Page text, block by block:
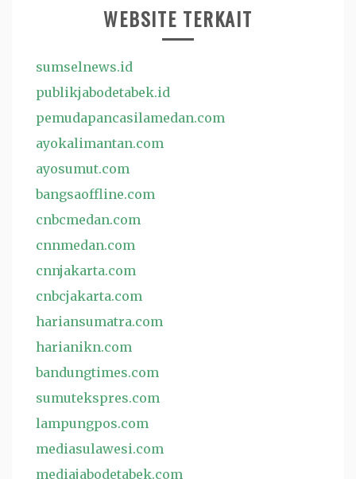
WEBSITE TERKAIT
sumselnews.id
publikjabodetabek.id
pemudapancasilamedan.com
ayokalimantan.com
ayosumut.com
bangsaoffline.com
cnbcmedan.com
cnnmedan.com
cnnjakarta.com
cnbcjakarta.com
hariansumatra.com
harianikn.com
bandungtimes.com
sumutekspres.com
lampungpos.com
mediasulawesi.com
mediajabodetabek.com